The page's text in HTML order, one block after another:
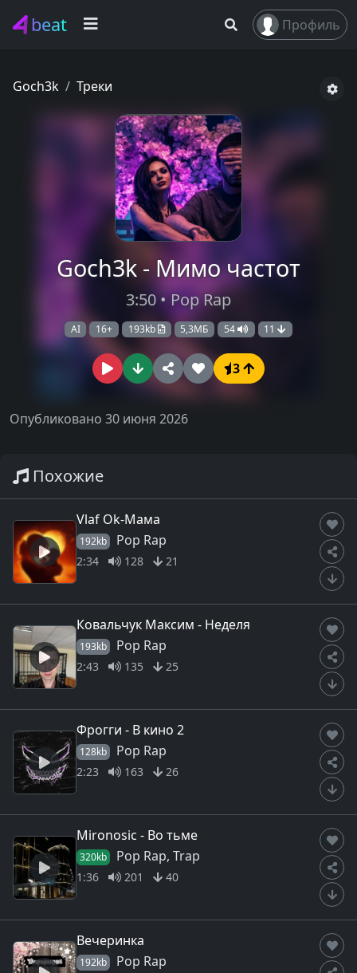
beat Профиль
Goch3k Треки
Goch3k - Мимо частот
3:50 • Pop Rap
AI 16+ 193kb 5,3МБ 54 11
3
Опубликовано 30 июня 2026
Похожие
Vlaf Ok-Мама
192kb Pop Rap
2:34 128 21
Ковальчук Максим - Неделя
193kb Pop Rap
2:43 135 25
Фрогги - В кино 2
128kb Pop Rap
2:23 163 26
Mironosic - Во тьме
320kb Pop Rap, Trap
1:36 201 40
Вечеринка
192kb Pop Rap